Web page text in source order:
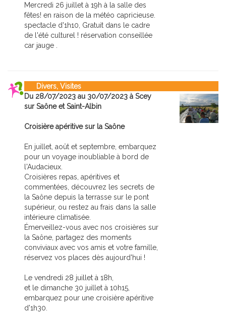
Mercredi 26 juillet à 19h à la salle des
fêtes! en raison de la météo capricieuse.
spectacle d'1h10, Gratuit dans le cadre
de l'été culturel ! réservation conseillée
car jauge .
Divers, Visites
Du 28/07/2023 au 30/07/2023 à Scey
sur Saône et Saint-Albin
Croisière apéritive sur la Saône
En juillet, août et septembre, embarquez
pour un voyage inoubliable à bord de
l'Audacieux.
Croisières repas, apéritives et
commentées, découvrez les secrets de
la Saône depuis la terrasse sur le pont
supérieur, ou restez au frais dans la salle
intérieure climatisée.
Émerveillez-vous avec nos croisières sur
la Saône, partagez des moments
conviviaux avec vos amis et votre famille,
réservez vos places dès aujourd'hui !
Le vendredi 28 juillet à 18h,
et le dimanche 30 juillet à 10h15,
embarquez pour une croisière apéritive
d'1h30.